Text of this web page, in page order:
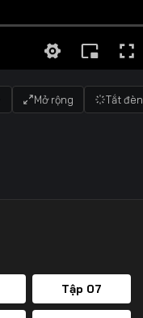
Mở rộng Tắt đèn
Tập 07